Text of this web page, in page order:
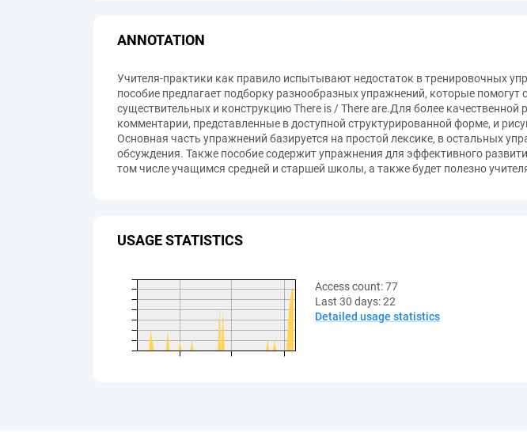
ANNOTATION
Учителя-практики как правило испытывают недостаток в тренировочных
пособие предлагает подборку разнообразных упражнений, которые
существительных и конструкцию There is / There are.Для более
комментарии, представленные в доступной структурированной форме, и
Основная часть упражнений базируется на простой лексике, в остальных
обсуждения. Также пособие содержит упражнения для эффективного
том числе учащимся средней и старшей школы, а также будет полезно
USAGE STATISTICS
Access count:77
Last 30 days:22
Detailed usage statistics